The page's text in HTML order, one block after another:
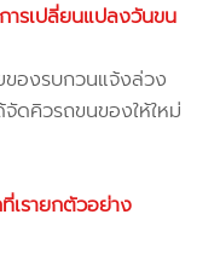
รเปลี่ยนแปลงวันขน
ของรบกวนแจ้งล่วง
ดคิวรถขนของให้ใหม่
เรายกตัวอย่าง